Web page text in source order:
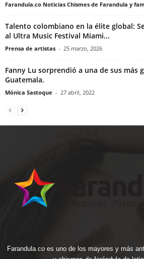
Farandula.co Noticias Chismes de Farandula y
Talento colombiano en la élite global:
al Ultra Music Festival Miami...
Prensa de artistas - 25 marzo, 2026
Fanny Lu sorprendió a una de sus más
Guatemala.
Mónica Sastoque - 27 abril, 2022
Farandula.co es uno de los mayores y más